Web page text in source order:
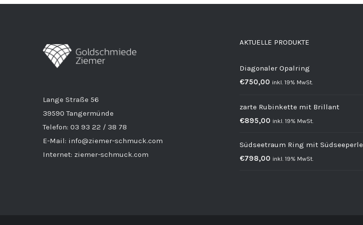
Lange Straße 56
39590 Tangermünde
Telefon: 03 93 22 / 38 78
E-Mail: info@ziemer-schmuck.com
Internet: ziemer-schmuck.com
AKTUELLE PRODUKTE
Diagonaler Opalring
€750,00 inkl. 19% MwSt.
zarte Rubinkette mit Brillant
€895,00 inkl. 19% MwSt.
Südseetraum Ring mit Südseeperle
€798,00 inkl. 19% MwSt.